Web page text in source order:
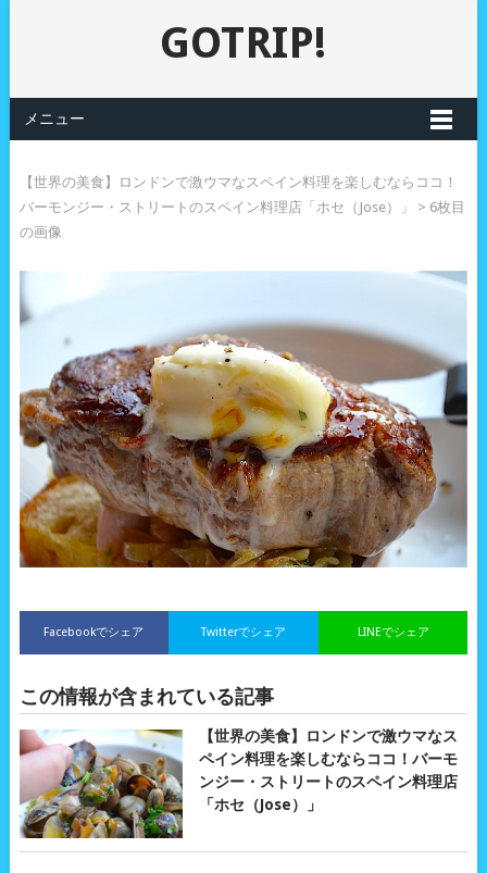
GOTRIP!
メニュー
【世界の美食】ロンドンで激ウマなスペイン料理を楽しむならココ！
バーモンジー・ストリートのスペイン料理店「ホセ（Jose）」
> 6枚目
の画像
Facebookでシェア LINEでシェア
Twitterでシェア
この情報が含まれている記事
【世界の美食】ロンドンで激ウマなス
ペイン料理を楽しむならココ！バーモ
ンジー・ストリートのスペイン料理店
「ホセ（Jose）」